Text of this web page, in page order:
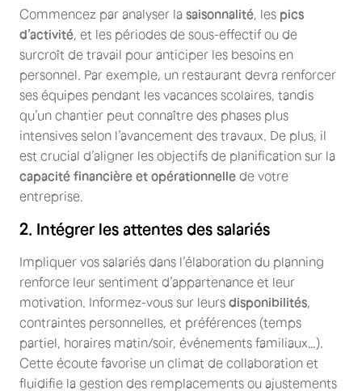
Commencez par analyser la saisonnalité , les pics
d’activité , et les périodes de sous-effectif ou de
surcroît de travail pour anticiper les besoins en
personnel. Par exemple, un restaurant devra renforcer
ses équipes pendant les vacances scolaires, tandis
qu’un chantier peut connaître des phases plus
intensives selon l’avancement des travaux. De plus, il
est crucial d’aligner les objectifs de planification sur la
capacité financière et opérationnelle de votre
entreprise.
2. Intégrer les attentes des salariés
Impliquer vos salariés dans l’élaboration du planning
renforce leur sentiment d’appartenance et leur
motivation. Informez-vous sur leurs disponibilités
contraintes personnelles, et préférences (temps
partiel, horaires matin/soir, événements familiaux…).
Cette écoute favorise un climat de collaboration et
fluidifie la gestion des remplacements ou ajustements